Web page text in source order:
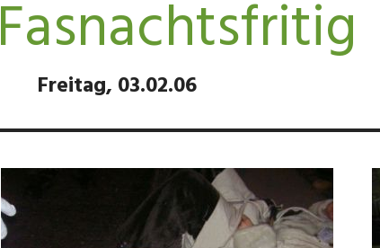
Fasnachtsfritig
Freitag, 03.02.06